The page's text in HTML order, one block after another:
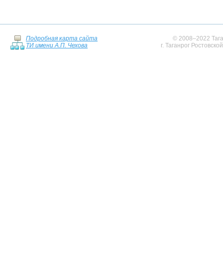
Подробная карта сайта
ТИ имени А.П. Чехова
© 2008–2022
г. Таганрог